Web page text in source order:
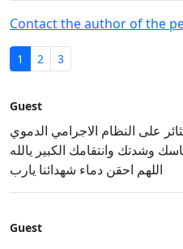
Contact the author of the
1 2 3
Guest
على النظام الاجرامي الدموي
وشدتك وانتقامك الكبير يالله
اللهم احقن دماء شهدائنا يارب
Guest